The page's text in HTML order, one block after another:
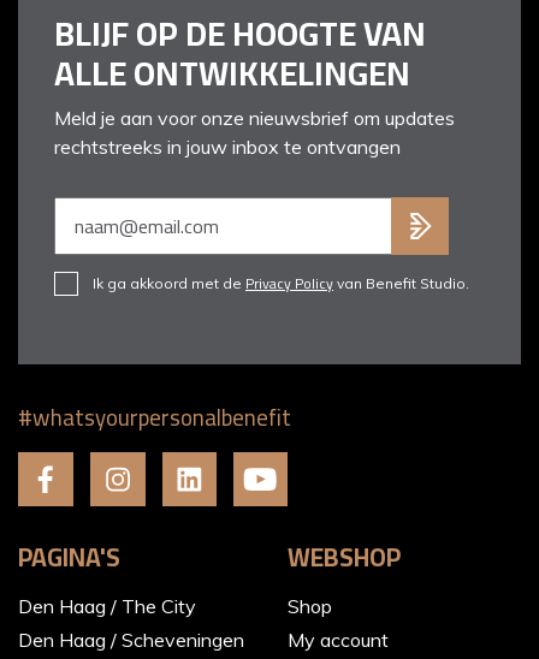
BLIJF OP DE HOOGTE VAN
ALLE ONTWIKKELINGEN
Meld je aan voor onze nieuwsbrief om updates
rechtstreeks in jouw inbox te ontvangen
Ik ga akkoord met de Privacy Policy van Benefit Studio.
#whatsyourpersonalbenefit
PAGINA'S
Den Haag / The City
Den Haag / Scheveningen
WEBSHOP
Shop
My account